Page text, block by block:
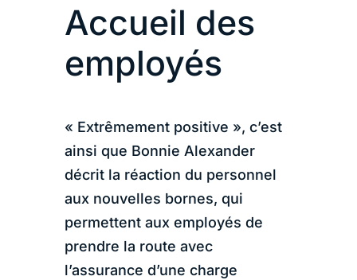
Accueil des
employés
« Extrêmement positive », c’est
ainsi que Bonnie Alexander
décrit la réaction du personnel
aux nouvelles bornes, qui
permettent aux employés de
prendre la route avec
l’assurance d’une charge